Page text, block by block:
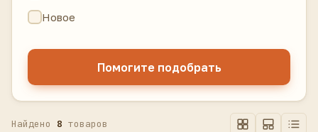
Новое
Помогите подобрать
Найдено 8 товаров